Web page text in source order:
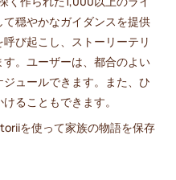
穏やかなガイダンスを提供
び起こし、ストーリーテリ
。ユーザーは、都合のよい
ュールできます。また、ひ
ることもできます。
を使って家族の物語を保存